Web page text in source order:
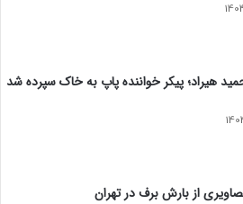
هیراد؛ پیکر خواننده پاپ به خاک سپرده شد
از بارش برف در تهران